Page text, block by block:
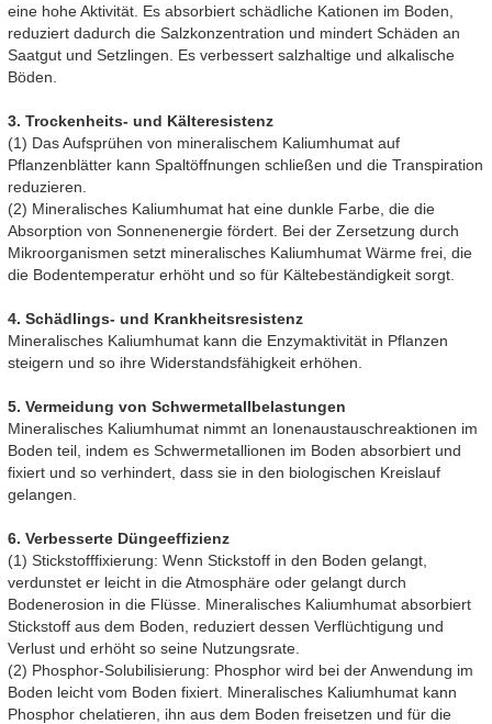
eine hohe Aktivität. Es absorbiert schädliche Kationen im Boden,
reduziert dadurch die Salzkonzentration und mindert Schäden an
Saatgut und Setzlingen. Es verbessert salzhaltige und alkalische
Böden.
3. Trockenheits- und Kälteresistenz
(1) Das Aufsprühen von mineralischem Kaliumhumat auf
Pflanzenblätter kann Spaltöffnungen schließen und die Transpiration
reduzieren.
(2) Mineralisches Kaliumhumat hat eine dunkle Farbe, die die
Absorption von Sonnenenergie fördert. Bei der Zersetzung durch
Mikroorganismen setzt mineralisches Kaliumhumat Wärme frei, die
die Bodentemperatur erhöht und so für Kältebeständigkeit sorgt.
4. Schädlings- und Krankheitsresistenz
Mineralisches Kaliumhumat kann die Enzymaktivität in Pflanzen
steigern und so ihre Widerstandsfähigkeit erhöhen.
5. Vermeidung von Schwermetallbelastungen
Mineralisches Kaliumhumat nimmt an Ionenaustauschreaktionen im
Boden teil, indem es Schwermetallionen im Boden absorbiert und
fixiert und so verhindert, dass sie in den biologischen Kreislauf
gelangen.
6. Verbesserte Düngeeffizienz
(1) Stickstofffixierung: Wenn Stickstoff in den Boden gelangt,
verdunstet er leicht in die Atmosphäre oder gelangt durch
Bodenerosion in die Flüsse. Mineralisches Kaliumhumat absorbiert
Stickstoff aus dem Boden, reduziert dessen Verflüchtigung und
Verlust und erhöht so seine Nutzungsrate.
(2) Phosphor-Solubilisierung: Phosphor wird bei der Anwendung im
Boden leicht vom Boden fixiert. Mineralisches Kaliumhumat kann
Phosphor chelatieren, ihn aus dem Boden freisetzen und für die